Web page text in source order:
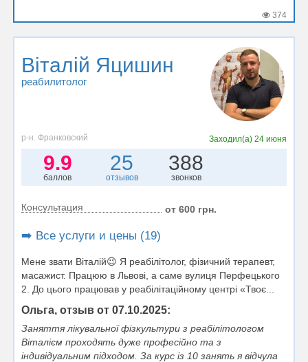
374
Віталій Яцишин
реабилитолог
р-н. Франковский Заходил(а) 24 июня
9.9
баллов
25
отзывов
388
звонков
Консультация от 600 грн.
➡️ Все услуги и цены (19)
Mене звати Віталій😉 Я реабілітолог, фiзичний терапевт,
масажист. Працюю в Львові, а саме вулиця Перфецького
2. До цього працював у реабілітаційному центрі «Твоє...
Ольга, отзыв от 07.10.2025:
Заняття лікувальної фізкультури з реабілітологом
Віталієм проходять дуже професійно та з
індивідуальним підходом. За курс із 10 занять я відчула